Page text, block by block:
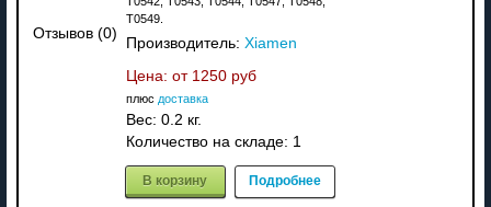
Отзывов (0)
T0549.
Производитель: Xiamen
Цена: от 1250 руб
плюс доставка
Вес: 0.2 кг.
Количество на складе: 1
В корзину Подробнее